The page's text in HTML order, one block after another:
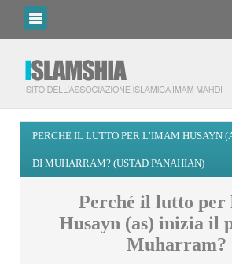
PERCHÉ IL LUTTO PER L’IMAM HUSAYN
DI MUHARRAM? (USTAD PANAHIAN)
Perché il lutto per
Husayn (as) inizia il
Muharram?